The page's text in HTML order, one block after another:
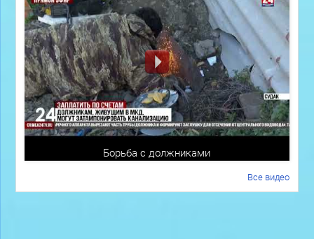
Борьба с должниками
Все видео